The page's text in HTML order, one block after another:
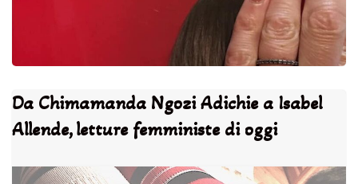
Da Chimamanda Ngozi Adichie a Isabel
Allende, letture femministe di oggi